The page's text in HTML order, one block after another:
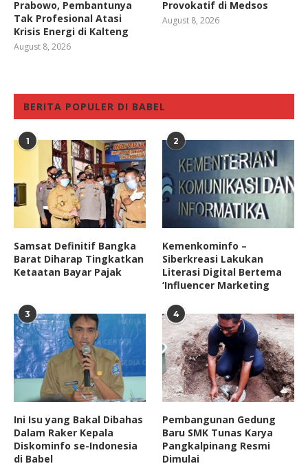
Prabowo, Pembantunya
Tak Profesional Atasi
Krisis Energi di Kalteng
August 8, 2026
Provokatif di Medsos
August 8, 2026
BERITA POPULER DI BABEL
1
Samsat Definitif Bangka
Barat Diharap Tingkatkan
Ketaatan Bayar Pajak
2
Kemenkominfo –
Siberkreasi Lakukan
Literasi Digital Bertema
‘Influencer Marketing
3
Ini Isu yang Bakal Dibahas
Dalam Raker Kepala
Diskominfo se-Indonesia
di Babel
4
Pembangunan Gedung
Baru SMK Tunas Karya
Pangkalpinang Resmi
Dimulai